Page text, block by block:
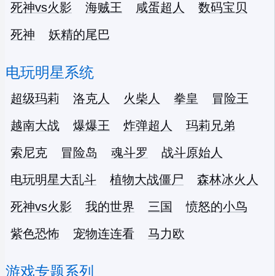
死神vs火影
海贼王 咸蛋超人
数码宝贝
死神
妖精的尾巴
电玩明星系统
超级玛莉 洛克人 火柴人 拳皇
冒险王
越南大战
爆爆王 炸弹超人
玛莉兄弟
索尼克
冒险岛 魂斗罗
战斗原始人
电玩明星大乱斗
植物大战僵尸
森林冰火人
死神vs火影
我的世界 三国
愤怒的小鸟
紫色恐怖
宠物连连看 马力欧
游戏专题系列